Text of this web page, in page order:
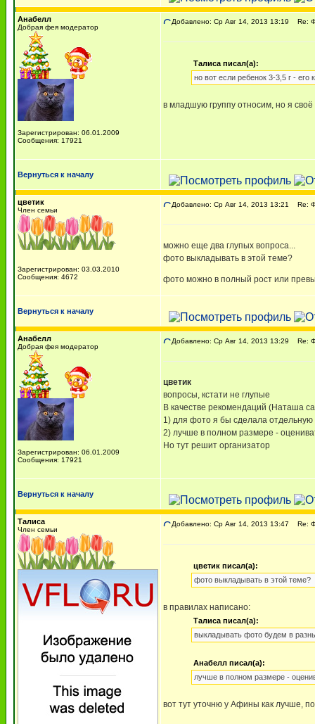
Анабелл
Добрая фея модератор
Зарегистрирован: 06.01.2009
Сообщения: 17921
Добавлено: Ср Авг 14, 2013 13:19 Re:
Талиса писал(а):
но вот если ребенок 3-3,5 г -
в младшую группу относим, но я
Вернуться к началу
цветик
Член семьи
Зарегистрирован: 03.03.2010
Сообщения: 4672
Добавлено: Ср Авг 14, 2013 13:21 Re:
можно еще два глупых вопроса...
фото выкладывать в этой теме?
фото можно в полный рост или
Вернуться к началу
Анабелл
Добрая фея модератор
Зарегистрирован: 06.01.2009
Сообщения: 17921
Добавлено: Ср Авг 14, 2013 13:29 Re:
цветик
вопросы, кстати не глупые
В качестве рекомендаций (Наташа
1) для фото я бы сделала отдельную
2) лучше в полном размере -
Но тут решит организатор
Вернуться к началу
Талиса
Член семьи
Добавлено: Ср Авг 14, 2013 13:47 Re:
цветик писал(а):
фото выкладывать в этой теме?
в правилах написано:
Талиса писал(а):
выкладывать фото будем в
Анабелл писал(а):
лучше в полном размере -
вот тут уточню у Афины как лучше,